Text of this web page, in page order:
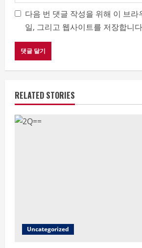
다음 번 댓글 작성을 위해 이 브라
일, 그리고 웹사이트를 저장합니
RELATED STORIES
Uncategorized